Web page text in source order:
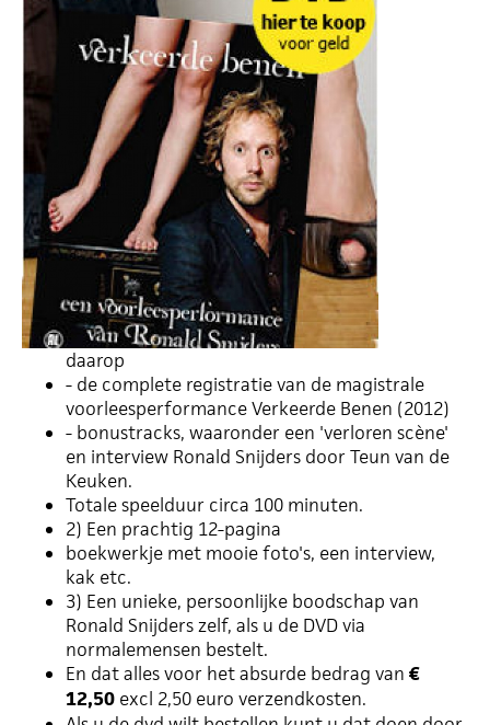
daarop
- de complete registratie van de magistrale
voorleesperformance Verkeerde Benen (2012)
- bonustracks, waaronder een 'verloren scène'
en interview Ronald Snijders door Teun van de
Keuken.
Totale speelduur circa 100 minuten.
2) Een prachtig 12-pagina
boekwerkje met mooie foto's, een interview,
kak etc.
3) Een unieke, persoonlijke boodschap van
Ronald Snijders zelf, als u de DVD via
normalemensen bestelt.
En dat alles voor het absurde bedrag van €
12,50 excl 2,50 euro verzendkosten.